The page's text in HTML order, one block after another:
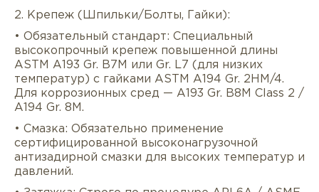
2. Крепеж (Шпильки/Болты, Гайки):
• Обязательный стандарт: Специальный
высокопрочный крепеж повышенной длины
ASTM A193 Gr. B7M или Gr. L7 (для низких
температур) с гайками ASTM A194 Gr. 2HM/4.
Для коррозионных сред — A193 Gr. B8M Class 2 /
A194 Gr. 8M.
• Смазка: Обязательно применение
сертифицированной высоконагрузочной
антизадирной смазки для высоких температур и
давлений.